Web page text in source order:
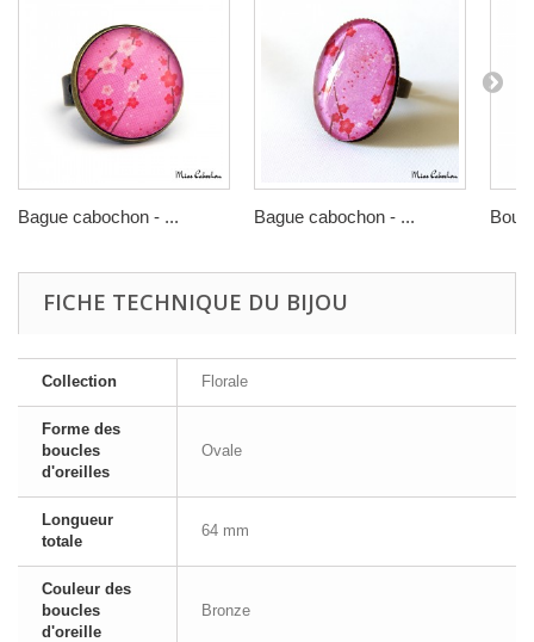
Bague cabochon - ... Bague cabochon - ...
FICHE TECHNIQUE DU BIJOU
Collection Florale
Forme des
boucles
d'oreilles
Ovale
Longueur
totale
64 mm
Couleur des
boucles
d'oreille
Bronze